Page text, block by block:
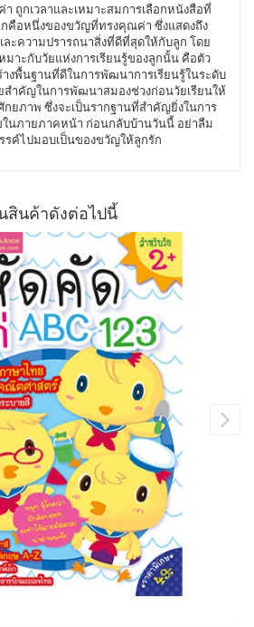
ถูกเวลาและเหมาะสมการเลือกหนังสือที่
กคือหนึ่งของขวัญที่ทรงคุณค่า ซึ่งแสดงถึง
ละความปรารถนาสิ่งที่ดีที่สุดให้กับลูก โดย
มาะกับวัยแห่งการเรียนรู้ของลูกนั้น คือตัว
งพื้นฐานที่ดีในการพัฒนาการเรียนรู้ในระดับ
สำคัญในการพัฒนาสมองช่วงก่อนวัยเรียนให้
กยภาพ ซึ่งจะเป็นรากฐานที่สำคัญยิ่งในการ
ในภายภาคหน้า ก่อนกลับบ้านวันนี้ อย่าลืม
รค์ไปมอบเป็นของขวัญให้ลูกรัก
สินค้าดังต่อไปนี้